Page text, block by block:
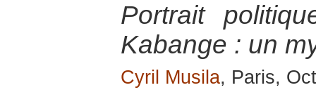
Portrait
Kabange : un
Cyril Musila, Paris,